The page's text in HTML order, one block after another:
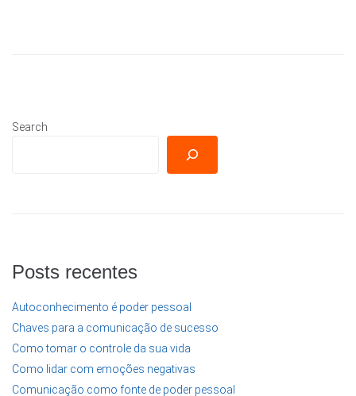
Search
Posts recentes
Autoconhecimento é poder pessoal
Chaves para a comunicação de sucesso
Como tomar o controle da sua vida
Como lidar com emoções negativas
Comunicação como fonte de poder pessoal